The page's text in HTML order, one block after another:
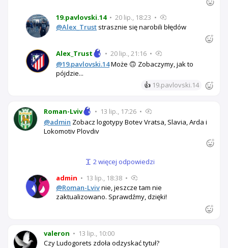
19.pavlovski.14 • 20 lip., 18:23 •
@Alex_Trust strasznie się narobili błędów
Alex_Trust • 20 lip., 21:16 •
@19.pavlovski.14Może 🙃 Zobaczymy, jak to
pójdzie...
👍 19.pavlovski.14
Roman-Lviv • 13 lip., 17:26 •
@admin Zobacz logotypy Botev Vratsa, Slavia, Arda i
Lokomotiv Plovdiv
2 więcej odpowiedzi
admin • 13 lip., 18:38 •
@Roman-Lvivnie, jeszcze tam nie
zaktualizowano. Sprawdźmy, dzięki!
valeron • 13 lip., 10:00
Czy Ludogorets zdoła odzyskać tytuł?